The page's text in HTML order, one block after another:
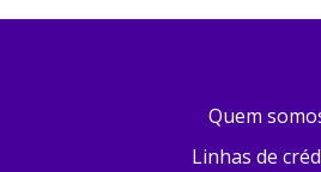
Quem
Linhas de